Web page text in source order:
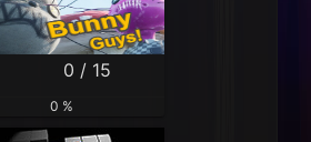
0 / 15
0 %